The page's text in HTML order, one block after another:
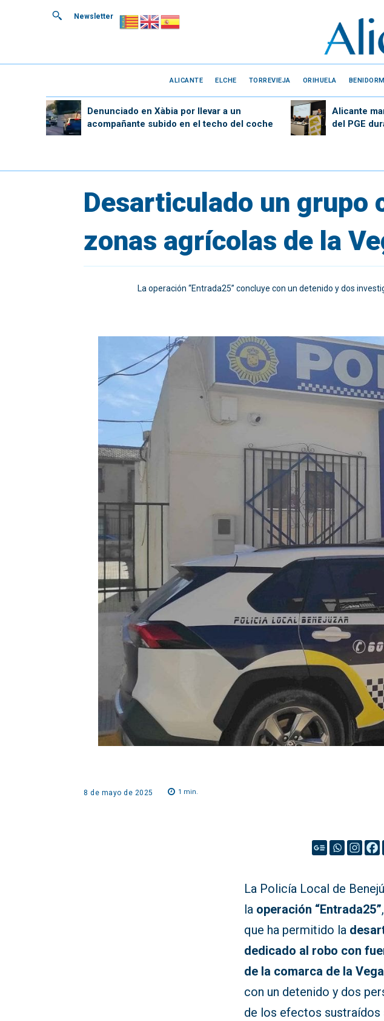
Newsletter
ALICANTE ELCHE TORREVIEJA ORIHUELA BENIDORM
Denunciado en Xàbia por llevar a un
acompañante subido en el techo del coche
Alicante
del PGE
Desarticulado un grupo
zonas agrícolas de la
La operación “Entrada25” concluye con un detenido y dos
8 de mayo de 2025 1 min.
La Policía Local de
la operación “Entrada25”
que ha permitido la
dedicado al robo con
de la comarca de la
con un detenido y dos
de los efectos sustraídos